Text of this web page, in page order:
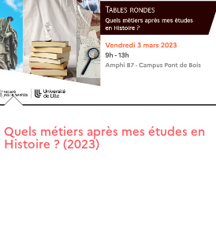
Quels métiers après mes études en
Histoire ? (2023)